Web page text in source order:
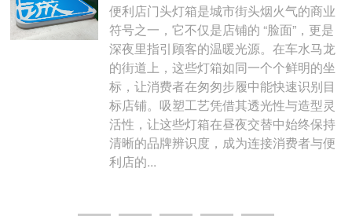
便利店门头灯箱是城市街头烟火气的商业
符号之一，它不仅是店铺的 “脸面”，更是
深夜里指引顾客的温暖光源。在车水马龙
的街道上，这些灯箱如同一个个鲜明的坐
标，让消费者在匆匆步履中能快速识别目
标店铺。吸塑工艺凭借其透光性与造型灵
活性，让这些灯箱在昼夜交替中始终保持
清晰的品牌辨识度，成为连接消费者与便
利店的...